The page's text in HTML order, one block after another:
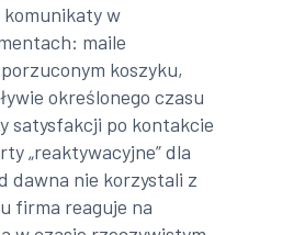
w
maile
koszyku,
określonego czasu
satysfakcji po kontakcie
„reaktywacyjne” dla
dawna nie korzystali z
firma reaguje na